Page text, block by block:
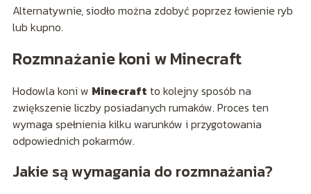
Alternatywnie, siodło można zdobyć poprzez łowienie ryb
lub kupno.
Rozmnażanie koni w Minecraft
Hodowla koni w Minecraft to kolejny sposób na
zwiększenie liczby posiadanych rumaków. Proces ten
wymaga spełnienia kilku warunków i przygotowania
odpowiednich pokarmów.
Jakie są wymagania do rozmnażania?